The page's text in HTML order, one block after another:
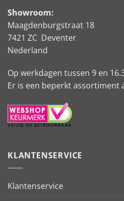
Showroom:
Maagdenburgstraat 18
7421 ZC Deventer
Nederland
Op werkdagen tussen 9 en
Er is een beperkt assortiment
KLANTENSERVICE
Klantenservice